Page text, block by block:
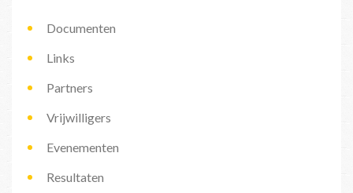
Documenten
Links
Partners
Vrijwilligers
Evenementen
Resultaten